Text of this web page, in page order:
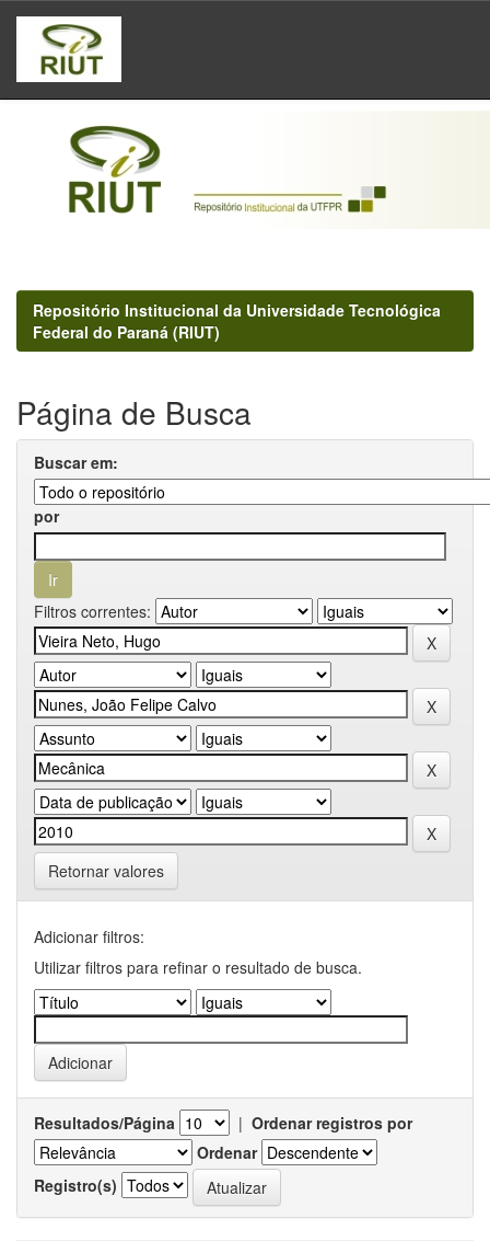
Skip
navigation
Repositório Institucional da Universidade Tecnológica
Federal do Paraná (RIUT)
Página de Busca
Buscar em:
por
Filtros correntes:
Retornar valores
Adicionar filtros:
Utilizar filtros para refinar o resultado de busca.
Resultados/Página | Ordenar registros por
Ordenar
Registro(s)